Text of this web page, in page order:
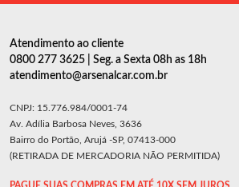
Atendimento ao cliente
0800 277 3625 | Seg. a Sexta 08h as 18h
atendimento@arsenalcar.com.br
CNPJ: 15.776.984/0001-74
Av. Adília Barbosa Neves, 3636
Bairro do Portão, Arujá -SP, 07413-000
(RETIRADA DE MERCADORIA NÃO PERMITIDA)